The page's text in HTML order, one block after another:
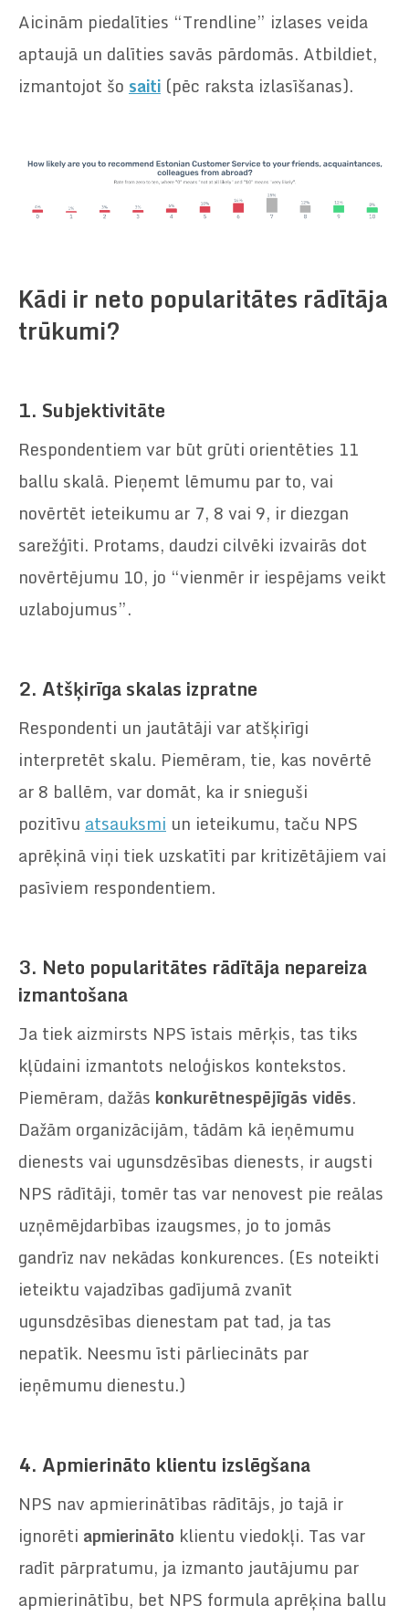
Aicinām piedalīties “Trendline” izlases veida
aptaujā un dalīties savās pārdomās. Atbildiet,
izmantojot šo saiti (pēc raksta izlasīšanas).
Kādi ir neto popularitātes rādītāja
trūkumi?
1. Subjektivitāte
Respondentiem var būt grūti orientēties 11
ballu skalā. Pieņemt lēmumu par to, vai
novērtēt ieteikumu ar 7, 8 vai 9, ir diezgan
sarežģīti. Protams, daudzi cilvēki izvairās dot
novērtējumu 10, jo “vienmēr ir iespējams veikt
uzlabojumus”.
2. Atšķirīga skalas izpratne
Respondenti un jautātāji var atšķirīgi
interpretēt skalu. Piemēram, tie, kas novērtē
ar 8 ballēm, var domāt, ka ir snieguši
pozitīvu atsauksmi un ieteikumu, taču NPS
aprēķinā viņi tiek uzskatīti par kritizētājiem vai
pasīviem respondentiem.
3. Neto popularitātes rādītāja nepareiza
izmantošana
Ja tiek aizmirsts NPS īstais mērķis, tas tiks
kļūdaini izmantots neloģiskos kontekstos.
Piemēram, dažās konkurētnespējīgās vidēs.
Dažām organizācijām, tādām kā ieņēmumu
dienests vai ugunsdzēsības dienests, ir augsti
NPS rādītāji, tomēr tas var nenovest pie reālas
uzņēmējdarbības izaugsmes, jo to jomās
gandrīz nav nekādas konkurences. (Es noteikti
ieteiktu vajadzības gadījumā zvanīt
ugunsdzēsības dienestam pat tad, ja tas
nepatīk. Neesmu īsti pārliecināts par
ieņēmumu dienestu.)
4. Apmierināto klientu izslēgšana
NPS nav apmierinātības rādītājs, jo tajā ir
ignorēti apmierināto klientu viedokļi. Tas var
radīt pārpratumu, ja izmanto jautājumu par
apmierinātību, bet NPS formula aprēķina ballu